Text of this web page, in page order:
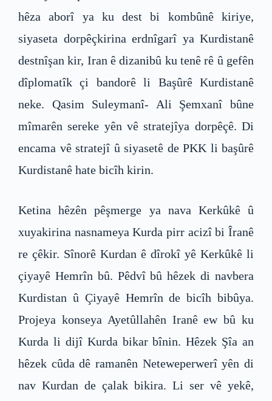
hêza aborî ya ku dest bi kombûnê kiriye,
siyaseta dorpêçkirina erdnîgarî ya Kurdistanê
destnîşan kir, Iran ê dizanibû ku tenê rê û gefên
dîplomatîk çi bandorê li Başûrê Kurdistanê
neke. Qasim Suleymanî- Ali Şemxanî bûne
mîmarên sereke yên vê stratejîya dorpêçê. Di
encama vê stratejî û siyasetê de PKK li başûrê
Kurdistanê hate bicîh kirin.
Ketina hêzên pêşmerge ya nava Kerkûkê û
xuyakirina nasnameya Kurda pirr acizî bi Îranê
re çêkir. Sînorê Kurdan ê dîrokî yê Kerkûkê li
çiyayê Hemrîn bû. Pêdvî bû hêzek di navbera
Kurdistan û Çiyayê Hemrîn de bicîh bibûya.
Projeya konseya Ayetûllahên Iranê ew bû ku
Kurda li dijî Kurda bikar bînin. Hêzek Şîa an
hêzek cûda dê ramanên Neteweperwerî yên di
nav Kurdan de çalak bikira. Li ser vê yekê,